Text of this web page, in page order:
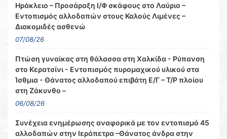
Ηράκλειο – Προσάραξη Ι/Φ σκάφους στο Λαύριο –
Εντοπισμός αλλοδαπών στους Καλούς Λιμένες –
Διακομιδές ασθενώ
07/08/26
Πτώση γυναίκας στη θάλασσα στη Χαλκίδα - Ρύπανση
στο Κερατσίνι - Εντοπισμός πυρομαχικού υλικού στα
Ίσθμια - Θάνατος αλλοδαπού επιβάτη Ε/Γ – Τ/Ρ πλοίου
στη Ζάκυνθο –
06/08/26
Συνέχεια ενημέρωσης αναφορικά με τον εντοπισμό 45
αλλοδαπών στην Ιεράπετρα –Θάνατος άνδρα στην